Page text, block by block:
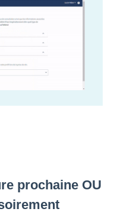
prochaine OU